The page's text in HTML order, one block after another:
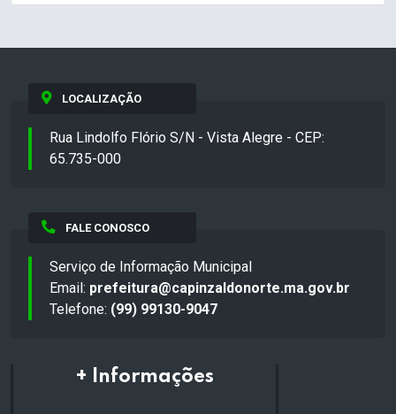
LOCALIZAÇÃO
Rua Lindolfo Flório S/N - Vista Alegre - CEP:
65.735-000
FALE CONOSCO
Serviço de Informação Municipal
Email: prefeitura@capinzaldonorte.ma.gov.br
Telefone: (99) 99130-9047
+ Informações